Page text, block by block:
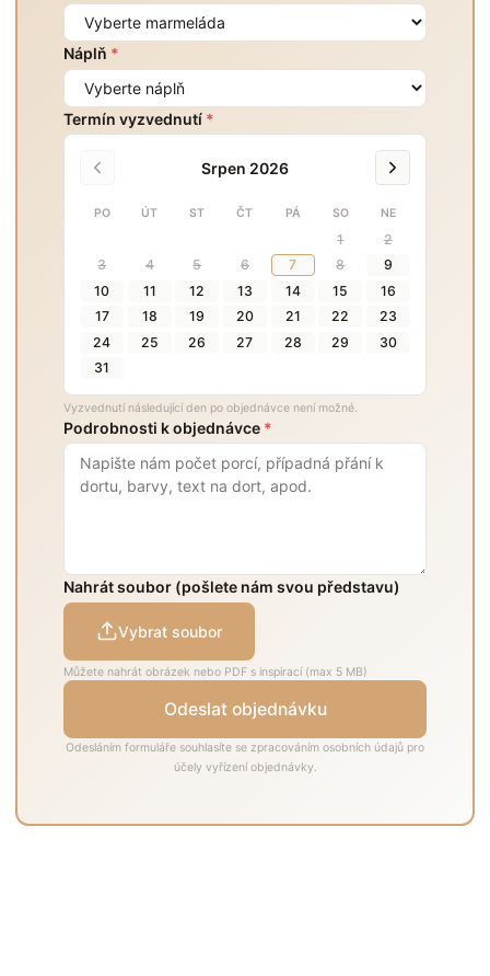
Náplň *
Termín vyzvednutí *
Srpen 2026
PO ÚT ST ČT PÁ SO NE
1
2
3
4 5 6 7 8
9
10
11 12 13 14 15
16
17
18 19 20 21 22
23
24
25 26 27 28 29
30
31
Vyzvednutí následující den po objednávce není možné.
Podrobnosti k objednávce *
Nahrát soubor (pošlete nám svou představu)
Vybrat soubor
Můžete nahrát obrázek nebo PDF s inspirací (max 5 MB)
Odeslat objednávku
Odesláním formuláře souhlasíte se zpracováním osobních údajů pro
účely vyřízení objednávky.